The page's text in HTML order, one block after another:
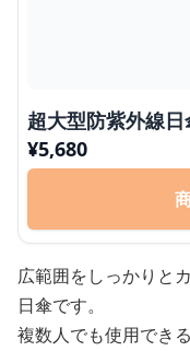
超大型防紫外線日
¥5,680
広範囲をしっかりと
日傘です。
複数人でも使用でき